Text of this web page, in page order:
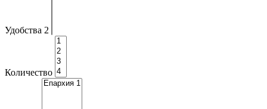
Удобства 2
Количество